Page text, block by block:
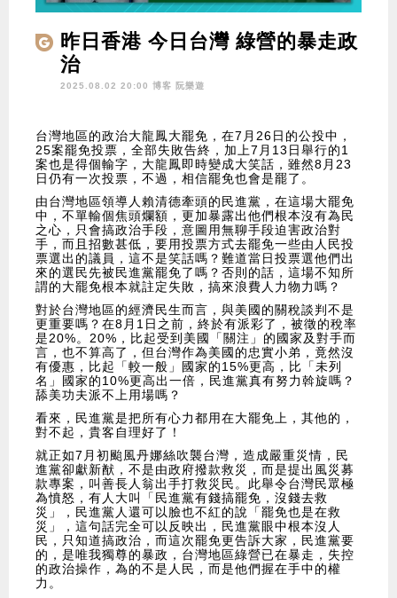
昨日香港 今日台灣 綠營的暴走政
治
2025.08.02 20:00 博客 阮樂遊
台灣地區的政治大龍鳳大罷免，在7月26日的公投中，
25案罷免投票，全部失敗告終，加上7月13日舉行的1
案也是得個輸字，大龍鳳即時變成大笑話，雖然8月23
日仍有一次投票，不過，相信罷免也會是罷了。
由台灣地區領導人賴清德牽頭的民進黨，在這場大罷免
中，不單輸個焦頭爛額，更加暴露出他們根本沒有為民
之心，只會搞政治手段，意圖用無聊手段迫害政治對
手，而且招數甚低，要用投票方式去罷免一些由人民投
票選出的議員，這不是笑話嗎？難道當日投票選他們出
來的選民先被民進黨罷免了嗎？否則的話，這場不知所
謂的大罷免根本就註定失敗，搞來浪費人力物力嗎？
對於台灣地區的經濟民生而言，與美國的關稅談判不是
更重要嗎？在8月1日之前，終於有派彩了，被徵的稅率
是20%。20%，比起受到美國「關注」的國家及對手而
言，也不算高了，但台灣作為美國的忠實小弟，竟然沒
有優惠，比起「較一般」國家的15%更高，比「未列
名」國家的10%更高出一倍，民進黨真有努力斡旋嗎？
舔美功夫派不上用場嗎？
看來，民進黨是把所有心力都用在大罷免上，其他的，
對不起，貴客自理好了！
就正如7月初颱風丹娜絲吹襲台灣，造成嚴重災情，民
進黨卻獻新猷，不是由政府撥款救災，而是提出風災募
款專案，叫善長人翁出手打救災民。此舉令台灣民眾極
為憤怒，有人大叫「民進黨有錢搞罷免，沒錢去救
災」，民進黨人還可以臉也不紅的說「罷免也是在救
災」，這句話完全可以反映出，民進黨眼中根本沒人
民，只知道搞政治，而這次罷免更告訴大家，民進黨要
的，是唯我獨尊的暴政，台灣地區綠營已在暴走，失控
的政治操作，為的不是人民，而是他們握在手中的權
力。